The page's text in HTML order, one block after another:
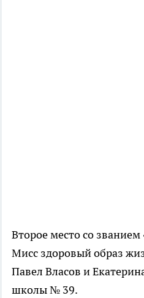
Второе место со
Мисс здоровый образ
Павел Власов и
школы № 39.